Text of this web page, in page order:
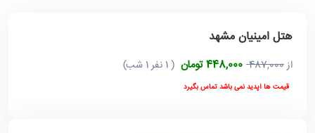
هتل امینیان مشهد
از487,000 448,000 تومان ( 1 نفر 1 شب)
قیمت ها آپدید نمی باشد تماس بگیرد